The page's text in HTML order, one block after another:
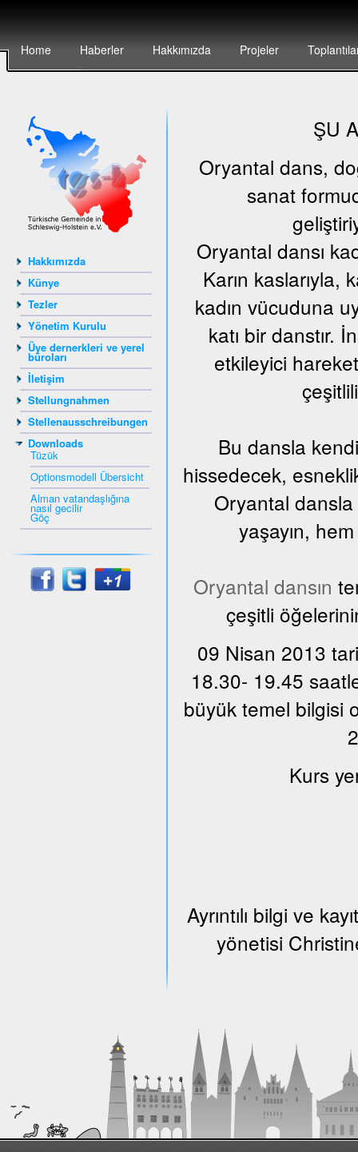
Home Haberler Hakkımızda Projeler
Hakkımızda
Künye
Tezler
Yönetim Kurulu
Üye dernerkleri ve yerel
büroları
İletişim
Stellungnahmen
Stellenausschreibungen
Downloads
Tüzük
Optionsmodell Übersicht
Alman vatandaşlığına
nasıl gecilir
Göç
ŞU
Oryantal dans,
sanat
Oryantal dansı
Karın
kadın vücuduna
katı bir danstır.
etkileyici
Bu dansla
hissedecek,
Oryantal dansla
yaşayın,
Oryantal dansın
çeşitli
09 Nisan 2013
18.30- 19.45
büyük temel bilgisi
Kurs
Ayrıntılı bilgi ve
yönetisi